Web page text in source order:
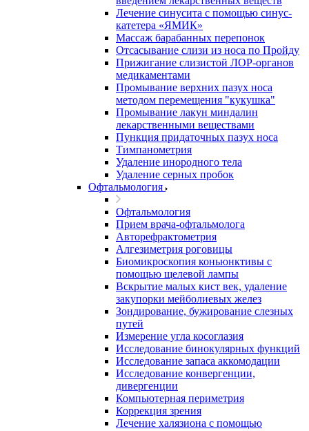
Лечение синусита с помощью синус-
катетера «ЯМИК»
Массаж барабанных перепонок
Отсасывание слизи из носа по Пройду
Прижигание слизистой ЛОР-органов
медикаментами
Промывание верхних пазух носа
методом перемещения "кукушка"
Промывание лакун миндалин
лекарственными веществами
Пункция придаточных пазух носа
Тимпанометрия
Удаление инородного тела
Удаление серных пробок
Офтальмология
Офтальмология
Прием врача-офтальмолога
Авторефрактометрия
Алгезиметрия роговицы
Биомикроскопия коньюнктивы с
помощью щелевой лампы
Вскрытие малых кист век, удаление
закупорки мейболиевых желез
Зондирование, бужирование слезных
путей
Измерение угла косоглазия
Исследование бинокулярных функций
Исследование запаса аккомодации
Исследование конвергенции,
дивергенции
Компьютерная периметрия
Коррекция зрения
Лечение халязиона с помощью